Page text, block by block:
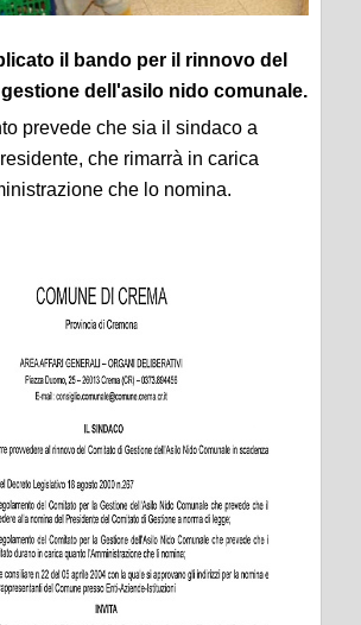
il bando per il rinnovo del
dell'asilo nido comunale.
prevede che sia il sindaco a
che rimarrà in carica
che lo nomina.